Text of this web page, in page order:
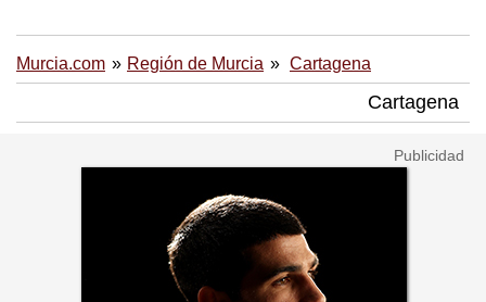
Murcia.com Región de Murcia Cartagena
Cartagena